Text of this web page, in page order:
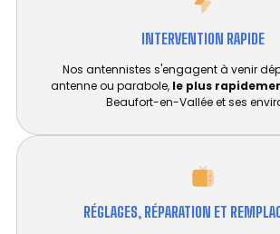
INTERVENTION RAPIDE
Nos antennistes s'engagent à venir
antenne ou parabole, le plus
Beaufort-en-Vallée et ses
RÉGLAGES, RÉPARATION ET